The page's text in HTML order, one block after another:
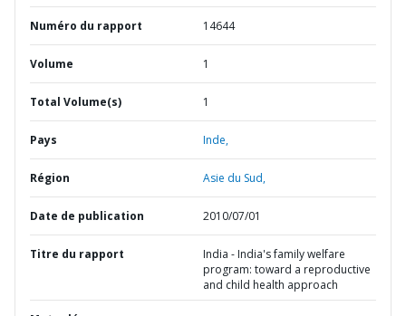
Numéro du rapport 14644
Volume 1
Total Volume(s) 1
Pays Inde,
Région Asie du Sud,
Date de publication 2010/07/01
Titre du rapport
India - India's family welfare
program: toward a reproductive
and child health approach